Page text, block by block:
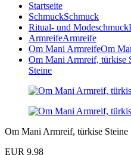
Startseite
SchmuckSchmuck
Ritual- und Modeschmuck
ArmreifeArmreife
Om Mani ArmreifeOm
Om Mani Armreif, türkise
Steine
Om Mani Armreif, türkise Steine
EUR 9,98